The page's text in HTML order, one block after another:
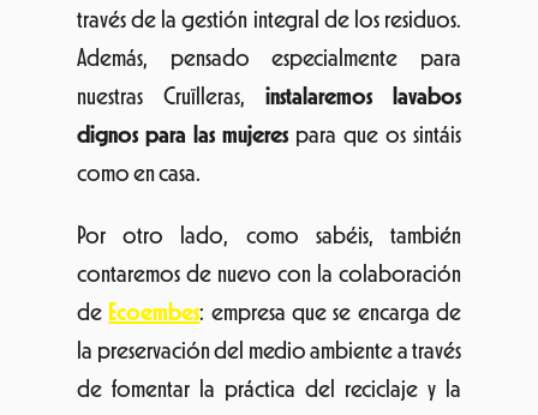
través de la gestión integral de los residuos.
Además, pensado especialmente para
nuestras Cruïlleras, instalaremos lavabos
dignos para las mujeres para que os sintáis
como en casa.
Por otro lado, como sabéis, también
contaremos de nuevo con la colaboración
de Ecoembes: empresa que se encarga de
la preservación del medio ambiente a través
de fomentar la práctica del reciclaje y la